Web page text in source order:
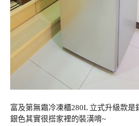
富及第無霜冷凍櫃280L 立式升級款是
銀色其實很搭家裡的裝潢唷~